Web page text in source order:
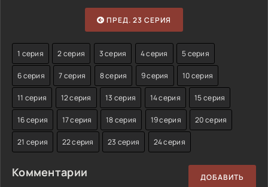
ПРЕД. 23 СЕРИЯ
1 серия 2 серия 3 серия 4 серия 5 серия
6 серия 7 серия 8 серия 9 серия 10 серия
11 серия 12 серия 13 серия 14 серия 15 серия
16 серия 17 серия 18 серия 19 серия 20 серия
21 серия 22 серия 23 серия 24 серия
Комментарии ДОБАВИТЬ